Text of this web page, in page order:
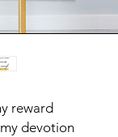
reward
devotion